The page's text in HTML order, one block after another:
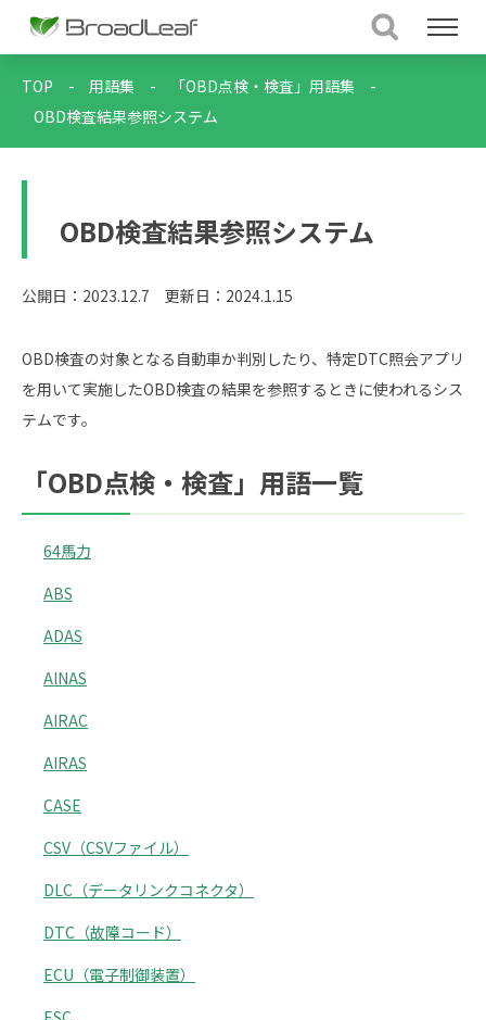
TOP - 用語集 - 「OBD点検・検査」用語集
-
OBD検査結果参照システム
OBD検査結果参照システム
公開日：2023.12.7 更新日：2024.1.15
OBD検査の対象となる自動車か判別したり、特定DTC照会アプリ
を用いて実施したOBD検査の結果を参照するときに使われるシス
テムです。
「OBD点検・検査」用語一覧
64馬力
ABS
ADAS
AINAS
AIRAC
AIRAS
CASE
CSV（CSVファイル）
DLC（データリンクコネクタ）
DTC（故障コード）
ECU（電子制御装置）